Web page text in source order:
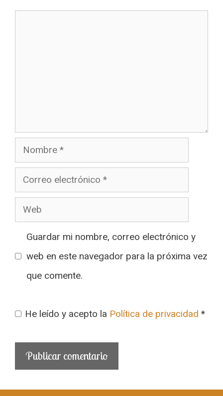
Nombre
Correo
electrónico
Web
Guardar mi nombre, correo electrónico y
web en este navegador para la próxima vez
que comente.
He leído y acepto la Política de privacidad *